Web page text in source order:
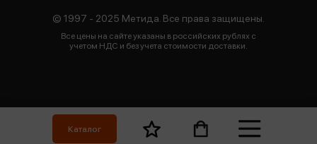
Каталог
© 1997 - 2025 Метида. Все права защищены.
Все цены на сайте указаны в российских рублях с
учетом НДС и без учета стоимости доставки.